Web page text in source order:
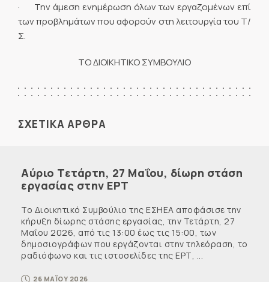
· Την άμεση ενημέρωση όλων των εργαζομένων επί
των προβλημάτων που αφορούν στη λειτουργία του Τ/
Σ.
ΤΟ ΔΙΟΙΚΗΤΙΚΟ ΣΥΜΒΟΥΛΙΟ
ΣΧΕΤΙΚΑ ΑΡΘΡΑ
Αύριο Τετάρτη, 27 Μαΐου, δίωρη στάση
εργασίας στην ΕΡΤ
Το Διοικητικό Συμβούλιο της ΕΣΗΕΑ αποφάσισε την
κήρυξη δίωρης στάσης εργασίας, την Τετάρτη, 27
Μαΐου 2026, από τις 13:00 έως τις 15:00, των
δημοσιογράφων που εργάζονται στην τηλεόραση, το
ραδιόφωνο και τις ιστοσελίδες της ΕΡΤ, ...
26 ΜΑΪΟΥ 2026